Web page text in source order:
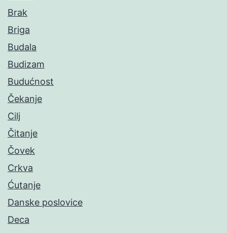
Brak
Briga
Budala
Budizam
Budućnost
Čekanje
Cilj
Čitanje
Čovek
Crkva
Ćutanje
Danske poslovice
Deca